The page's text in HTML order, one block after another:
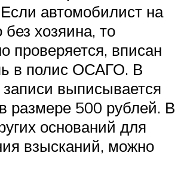
автомобилист на
хозяина, то
проверяется, вписан
в полис ОСАГО. В
записи выписывается
размере 500 рублей. В
оснований для
взысканий, можно